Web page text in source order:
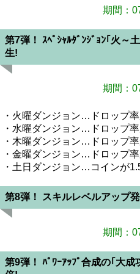
期間：
第7弾！ ｽﾍﾟｼｬﾙﾀﾞﾝｼﾞｮﾝ｢火～
生!
期間：
・火曜ダンジョン…ドロップ率
・水曜ダンジョン…ドロップ率
・木曜ダンジョン…ドロップ率
・金曜ダンジョン…ドロップ率
・土日ダンジョン…コインが
第8弾！ スキルレベルアップ
期間：
第9弾！ ﾊﾟﾜｰｱｯﾌﾟ合成の｢大